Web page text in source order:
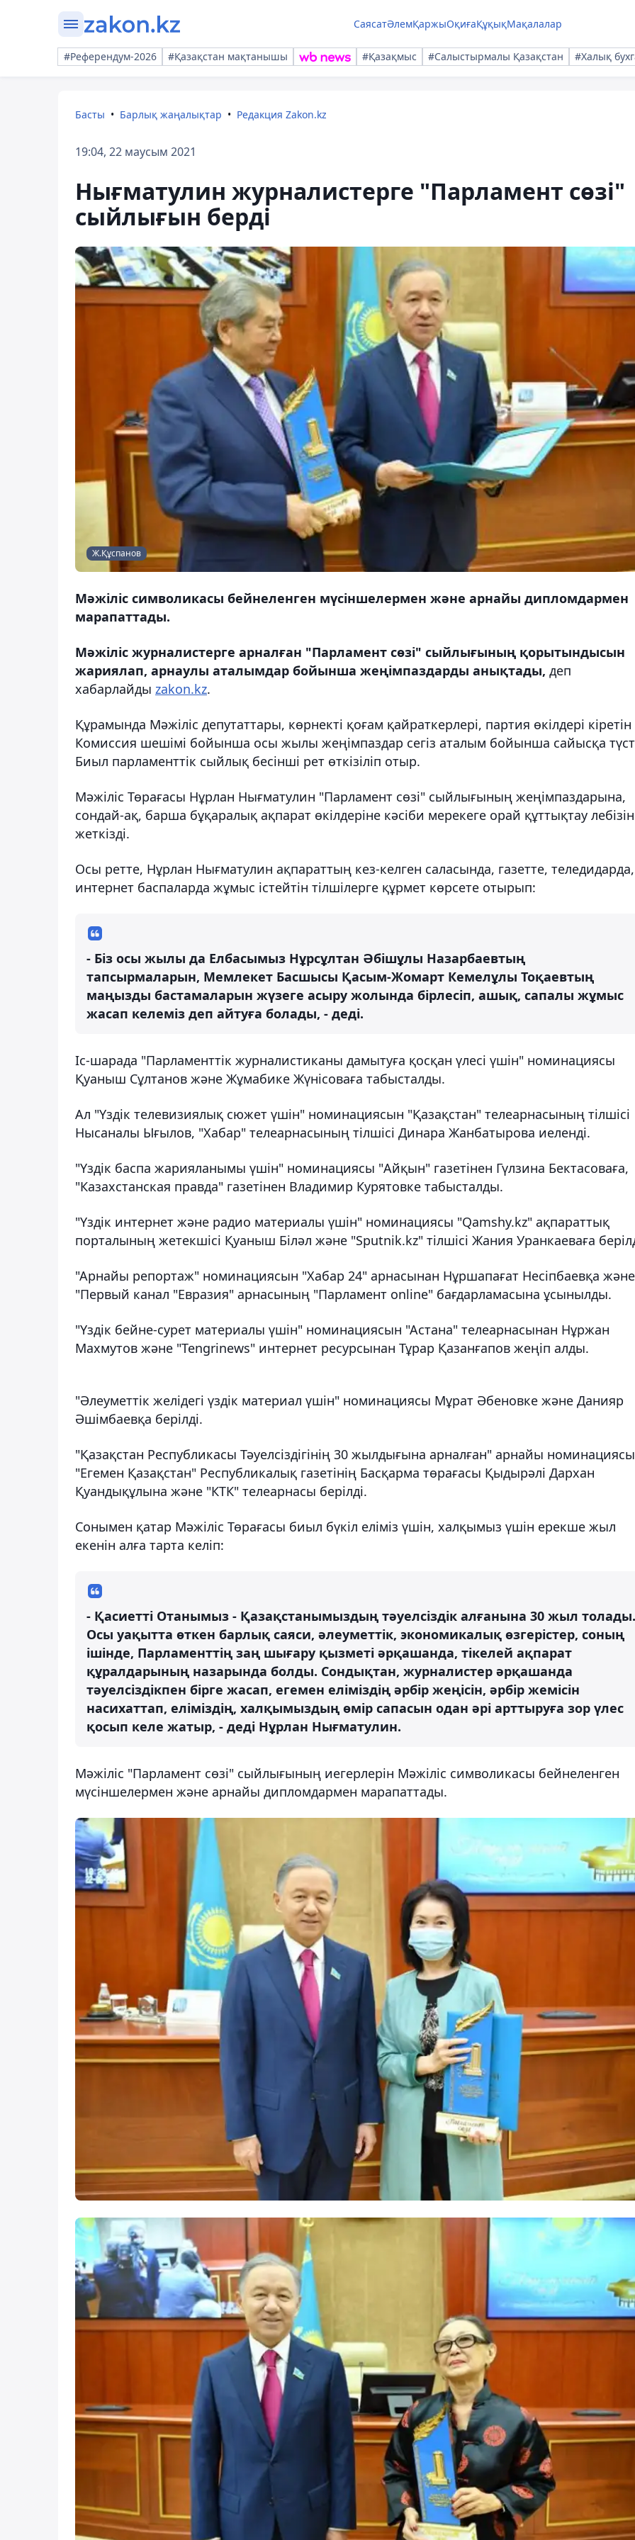
СаясатӘлемҚаржыОқиғаҚұқықМақалалар
#Референдум-2026 #Қазақстан мақтанышы #Қазақмыс #Салыстырмалы Қазақстан #Халық
Басты Барлық жаңалықтар Редакция Zakon.kz
19:04, 22 маусым 2021
Нығматулин журналистерге "Парламент сөзі"
сыйлығын берді
Ж.Құспанов
Мәжіліс символикасы бейнеленген мүсіншелермен және арнайы дипломдармен
марапаттады.
Мәжіліс журналистерге арналған "Парламент сөзі" сыйлығының қорытындысын
жариялап, арнаулы аталымдар бойынша жеңімпаздарды анықтады, деп
хабарлайды zakon.kz.
Құрамында Мәжіліс депутаттары, көрнекті қоғам қайраткерлері, партия өкілдері кіретін
Комиссия шешімі бойынша осы жылы жеңімпаздар сегіз аталым бойынша сайысқа
Биыл парламенттік сыйлық бесінші рет өткізіліп отыр.
Мәжіліс Төрағасы Нұрлан Нығматулин "Парламент сөзі" сыйлығының жеңімпаздарына,
сондай-ақ, барша бұқаралық ақпарат өкілдеріне кәсіби мерекеге орай құттықтау лебізін
жеткізді.
Осы ретте, Нұрлан Нығматулин ақпараттың кез-келген саласында, газетте, теледидарда,
интернет баспаларда жұмыс істейтін тілшілерге құрмет көрсете отырып:
- Біз осы жылы да Елбасымыз Нұрсұлтан Әбішұлы Назарбаевтың
тапсырмаларын, Мемлекет Басшысы Қасым-Жомарт Кемелұлы Тоқаевтың
маңызды бастамаларын жүзеге асыру жолында бірлесіп, ашық, сапалы жұмыс
жасап келеміз деп айтуға болады, - деді.
Іс-шарада "Парламенттік журналистиканы дамытуға қосқан үлесі үшін" номинациясы
Қуаныш Сұлтанов және Жұмабике Жүнісоваға табысталды.
Ал "Үздік телевизиялық сюжет үшін" номинациясын "Қазақстан" телеарнасының тілшісі
Нысаналы Ығылов, "Хабар" телеарнасының тілшісі Динара Жанбатырова иеленді.
"Үздік баспа жарияланымы үшін" номинациясы "Aйқын" газетінен Гүлзина Бектасоваға,
"Казахстанская правда" газетінен Владимир Курятовке табысталды.
"Үздік интернет және радио материалы үшін" номинациясы "Qamshy.kz" ақпараттық
порталының жетекшісі Қуаныш Біләл және "Sputnik.kz" тілшісі Жания Уранкаеваға
"Арнайы репортаж" номинациясын "Хабар 24" арнасынан Нұршапағат Несіпбаевқа және
"Первый канал "Евразия" арнасының "Парламент online" бағдарламасына ұсынылды.
"Үздік бейне-сурет материалы үшін" номинациясын "Астана" телеарнасынан Нұржан
Махмутов және "Tengrinews" интернет ресурсынан Тұрар Қазанғапов жеңіп алды.
"Әлеуметтік желідегі үздік материал үшін" номинациясы Мұрат Әбеновке және Данияр
Әшімбаевқа берілді.
"Қазақстан Республикасы Тәуелсіздігінің 30 жылдығына арналған" арнайы номинациясы
"Егемен Қазақстан" Республикалық газетінің Басқарма төрағасы Қыдырәлі Дархан
Қуандықұлына және "КТК" телеарнасы берілді.
Сонымен қатар Мәжіліс Төрағасы биыл бүкіл еліміз үшін, халқымыз үшін ерекше жыл
екенін алға тарта келіп:
- Қасиетті Отанымыз - Қазақстанымыздың тәуелсіздік алғанына 30 жыл толады.
Осы уақытта өткен барлық саяси, әлеуметтік, экономикалық өзгерістер, соның
ішінде, Парламенттің заң шығару қызметі әрқашанда, тікелей ақпарат
құралдарының назарында болды. Сондықтан, журналистер әрқашанда
тәуелсіздікпен бірге жасап, егемен еліміздің әрбір жеңісін, әрбір жемісін
насихаттап, еліміздің, халқымыздың өмір сапасын одан әрі арттыруға зор үлес
қосып келе жатыр, - деді Нұрлан Нығматулин.
Мәжіліс "Парламент сөзі" сыйлығының иегерлерін Мәжіліс символикасы бейнеленген
мүсіншелермен және арнайы дипломдармен марапаттады.